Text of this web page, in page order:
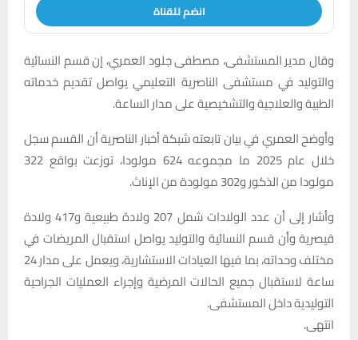
انضم للقناة
وقال مدير المستشفى، مصطفى جلود العمري، إن قسم النسائية
والتوليد في مستشفى الناصرية التعليمي يواصل تقديم خدماته
الطبية والعلاجية والتشخيصية على مدار الساعة.
وأوضح العمري في بيان تابعته شبكة أخبار الناصرية أن القسم سجل
خلال عام 2025 ما مجموعه 624 مولودا، توزعت بواقع 322
مولودا من الذكور و302 مولودة من الإناث.
وأشار إلى أن عدد الولادات شمل 207 ولادة طبيعية و417 ولادة
قيصرية وأن قسم النسائية والتوليد يواصل استقبال المريضات في
مختلف وحداته، بما فيها العيادات الاستشارية، ويعمل على مدار 24
ساعة لاستقبال جميع الحالات المرضية وإجراء العمليات الجراحية
التوليدية داخل المستشفى.
انتهى.